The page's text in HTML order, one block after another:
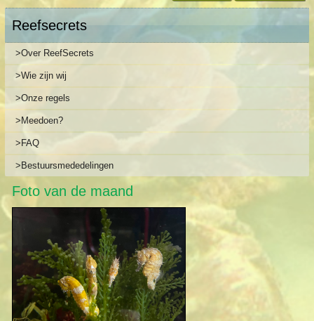
Reefsecrets
>Over ReefSecrets
>Wie zijn wij
>Onze regels
>Meedoen?
>FAQ
>Bestuursmededelingen
Foto van de maand